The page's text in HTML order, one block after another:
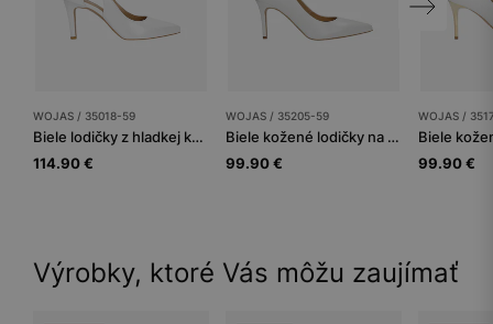
WOJAS / 35018-59
Biele lodičky z hladkej kože na podpätku
114.90 €
WOJAS / 35205-59
Biele kožené lodičky na podpätku na ihle
99.90 €
WOJAS /
99.90 €
Výrobky, ktoré Vás môžu zaujímať